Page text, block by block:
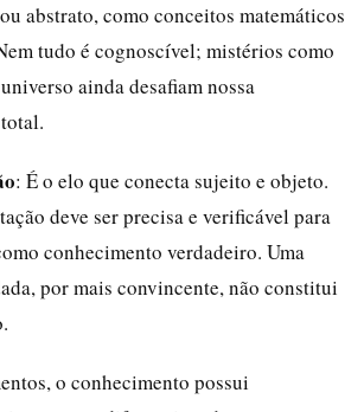
abstrato, como conceitos matemáticos
tudo é cognoscível; mistérios como
ainda desafiam nossa
: É o elo que conecta sujeito e objeto.
deve ser precisa e verificável para
conhecimento verdadeiro. Uma
por mais convincente, não constitui
o conhecimento possui